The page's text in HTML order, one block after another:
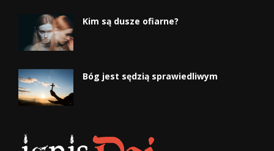
Kim są dusze ofiarne?
Bóg jest sędzią sprawiedliwym